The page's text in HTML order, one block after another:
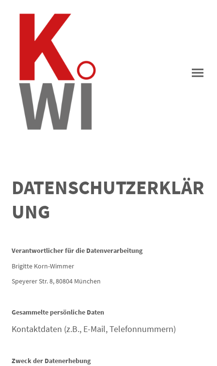
DATENSCHUTZERKLÄR
UNG
Verantwortlicher für die Datenverarbeitung
Brigitte Korn-Wimmer
Speyerer Str. 8, 80804 München
Gesammelte persönliche Daten
Kontaktdaten (z.B., E-Mail, Telefonnummern)
Zweck der Datenerhebung